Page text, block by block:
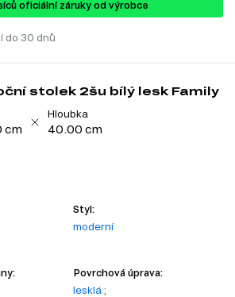
oficiální záruky od výrobce
do 30 dnů
stolek 2šu bílý lesk Family
cm
Hloubka
40.00 cm
Styl:
moderní
Povrchová úprava:
lesklá ;